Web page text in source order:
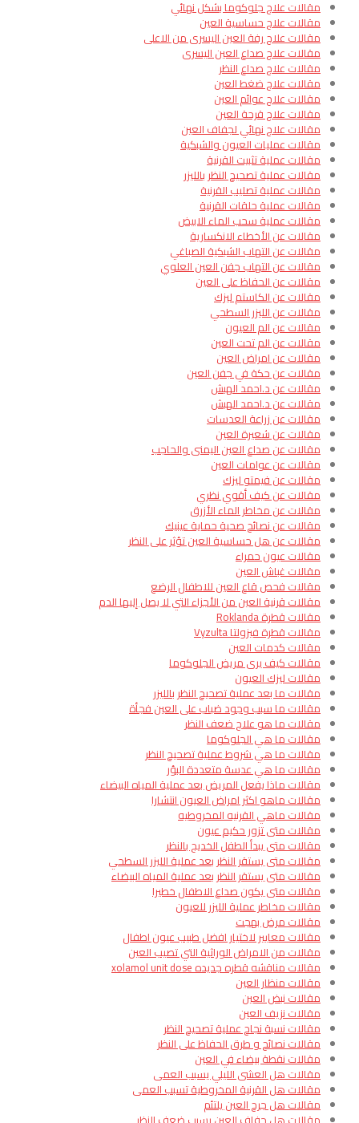
مقالات علاج جلوكوما بشكل نهائي
مقالات علاج حساسية العين
مقالات علاج رفة العين اليسرى من الاعلى
مقالات علاج صداع العين اليسرى
مقالات علاج صداع النظر
مقالات علاج ضغط العين
مقالات علاج عوائم العين
مقالات علاج قرحة العين
مقالات علاج نهائي لجفاف العين
مقالات عمليات العيون والشبكية
مقالات عملية تثبيت القرنية
مقالات عملية تصحيح النظر بالليزر
مقالات عملية تصليب القرنية
مقالات عملية حلقات القرنية
مقالات عملية سحب الماء الابيض
مقالات عن الأخطاء الانكسارية
مقالات عن التهاب الشبكية الصباغي
مقالات عن التهاب جفن العين العلوي
مقالات عن الحفاظ على العين
مقالات عن الكاستم ليزك
مقالات عن الليزر السطحي
مقالات عن الم العيون
مقالات عن الم تحت العين
مقالات عن امراض العين
مقالات عن حكة في جفن العين
مقالات عن د.احمد الهبش
مقالات عن د.احمد الهبش
مقالات عن زراعة العدسات
مقالات عن شعيرة العين
مقالات عن صداع العين اليمنى والحاجب
مقالات عن عوامات العين
مقالات عن فيمتو ليزك
مقالات عن كيف أقوي نظري
مقالات عن مخاطر الماء الأزرق
مقالات عن نصائح صحية حماية عينيك
مقالات عن هل حساسية العين تؤثر على النظر
مقالات عيون حمراء
مقالات غباش العين
مقالات فحص قاع العين للاطفال الرضع
مقالات قرنية العين من الأجزاء التي لا يصل إليها الدم​
مقالات قطرة Roklanda
مقالات قطرة فيزولتا Vyzulta
مقالات كدمات العين
مقالات كيف يرى مريض الجلوكوما
مقالات ليزك العيون
مقالات ما بعد عملية تصحيح النظر بالليزر
مقالات ما سبب وجود ضباب على العين فجأة
مقالات ما هو علاج ضعف النظر
مقالات ما هي الجلوكوما
مقالات ما هي شروط عملية تصحيح النظر
مقالات ما هي عدسة متعددة البؤر
مقالات ماذا يفعل المريض بعد عملية المياه البيضاء
مقالات ماهو اكثر امراض العيون انتشارا​
مقالات ماهي القرنيه المخروطيه
مقالات متى تزور حكيم عيون
مقالات متى يبدأ الطفل الخديج بالنظر
مقالات متى يستقر النظر بعد عملية الليزر السطحي
مقالات متى يستقر النظر بعد عملية المياه البيضاء
مقالات متى يكون صداع الاطفال خطيرا
مقالات مخاطر عملية الليزر للعيون
مقالات مرض بهجت
مقالات معايير لاختيار افضل طبيب عيون اطفال
مقالات من الامراض الوراثية التي تصيب العين
مقالات مناقشه قطره جديده xolamol unit dose
مقالات منظار العين
مقالات نبض العين
مقالات نزيف العين
مقالات نسبة نجاح عملية تصحيح النظر
مقالات نصائح و طرق الحفاظ على النظر
مقالات نقطة بيضاء في العين
مقالات هل العشى الليلي يسبب العمى
مقالات هل القرنية المخروطية تسبب العمى
مقالات هل جرح العين يلتئم